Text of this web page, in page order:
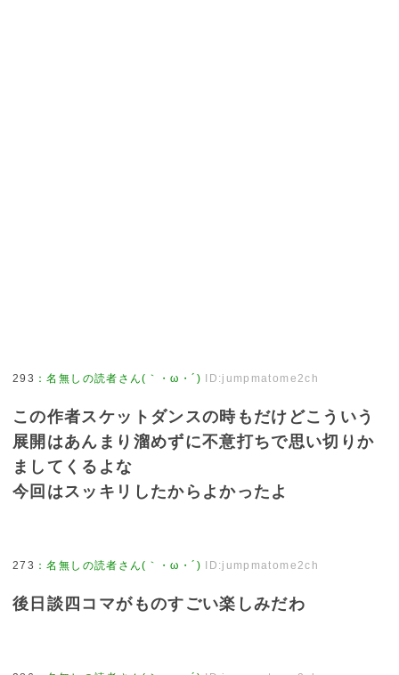
293 ：名無しの読者さん(｀・ω・´) ID:jumpmatome2ch
この作者スケットダンスの時もだけどこういう
展開はあんまり溜めずに不意打ちで思い切りか
ましてくるよな
今回はスッキリしたからよかったよ
273 ：名無しの読者さん(｀・ω・´) ID:jumpmatome2ch
後日談四コマがものすごい楽しみだわ